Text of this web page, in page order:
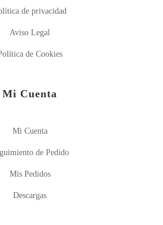
de privacidad
Aviso Legal
de Cookies
Mi Cuenta
Mi Cuenta
de Pedido
Mis Pedidos
Descargas